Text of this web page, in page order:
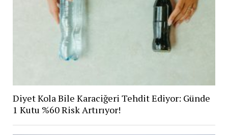
Diyet Kola Bile Karaciğeri Tehdit Ediyor: Günde
1 Kutu %60 Risk Artırıyor!